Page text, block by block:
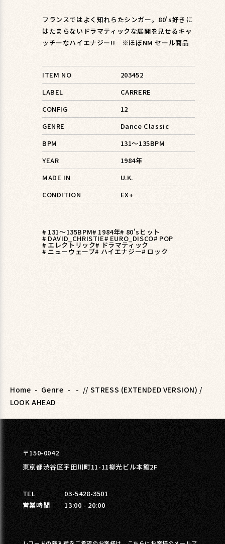
フランスではよく知れらたシンガー。80's好きに
はたまらないドラマティックな展開を見せるキャ
ッチーなハイエナジー!! ※ほぼNM セール商品
ITEM NO
203452
LABEL
CARRERE
CONFIG
12
GENRE
Dance Classic
BPM
131〜135BPM
YEAR
1984年
MADE IN
U.K.
CONDITION
EX+
# 131〜135BPM# 1984年# 80'sヒット
# DAVID_CHRISTIE# EURO_DISCO# POP
# エレクトリック# ドラマティック
# ニューウェーブ# ハイエナジー# ロック
Home - Genre - - // STRESS (EXTENDED VERSION) /
LOOK AHEAD
〒150-0042
東京都渋谷区宇田川町11-11柳光ビル本館2F
TEL
03-5428-3501
営業時間
13:00 - 20:00